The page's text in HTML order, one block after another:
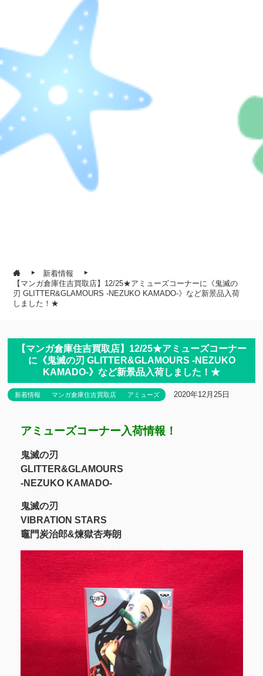
新着情報
【マンガ倉庫住吉買取店】12/25★アミューズコーナーに《鬼滅の
刃 GLITTER&GLAMOURS -NEZUKO KAMADO-》など新景品入荷
しました！★
【マンガ倉庫住吉買取店】12/25★アミューズコーナー
に《鬼滅の刃 GLITTER&GLAMOURS -NEZUKO
KAMADO-》など新景品入荷しました！★
新着情報 マンガ倉庫住吉買取店 アミューズ 2020年12月25日
アミューズコーナー入荷情報！
鬼滅の刃
GLITTER&GLAMOURS
-NEZUKO KAMADO-
鬼滅の刃
VIBRATION STARS
竈門炭治郎&煉獄杏寿朗